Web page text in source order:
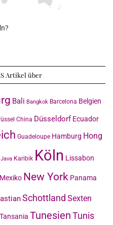
Artikel über
Bali Bangkok Barcelona Belgien
China Düsseldorf Ecuador
Guadeloupe Hamburg Hong
Java Karibik Köln Lissabon
Mexiko New York Panama
Schottland Sexten
Tansania TunesienTunis